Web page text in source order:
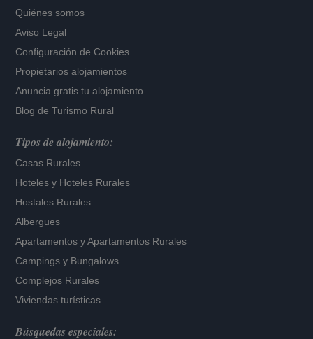
Quiénes somos
Aviso Legal
Configuración de Cookies
Propietarios alojamientos
Anuncia gratis tu alojamiento
Blog de Turismo Rural
Tipos de alojamiento:
Casas Rurales
Hoteles y Hoteles Rurales
Hostales Rurales
Albergues
Apartamentos yApartamentos Rurales
Campings y Bungalows
Complejos Rurales
Viviendas turísticas
Búsquedas especiales: